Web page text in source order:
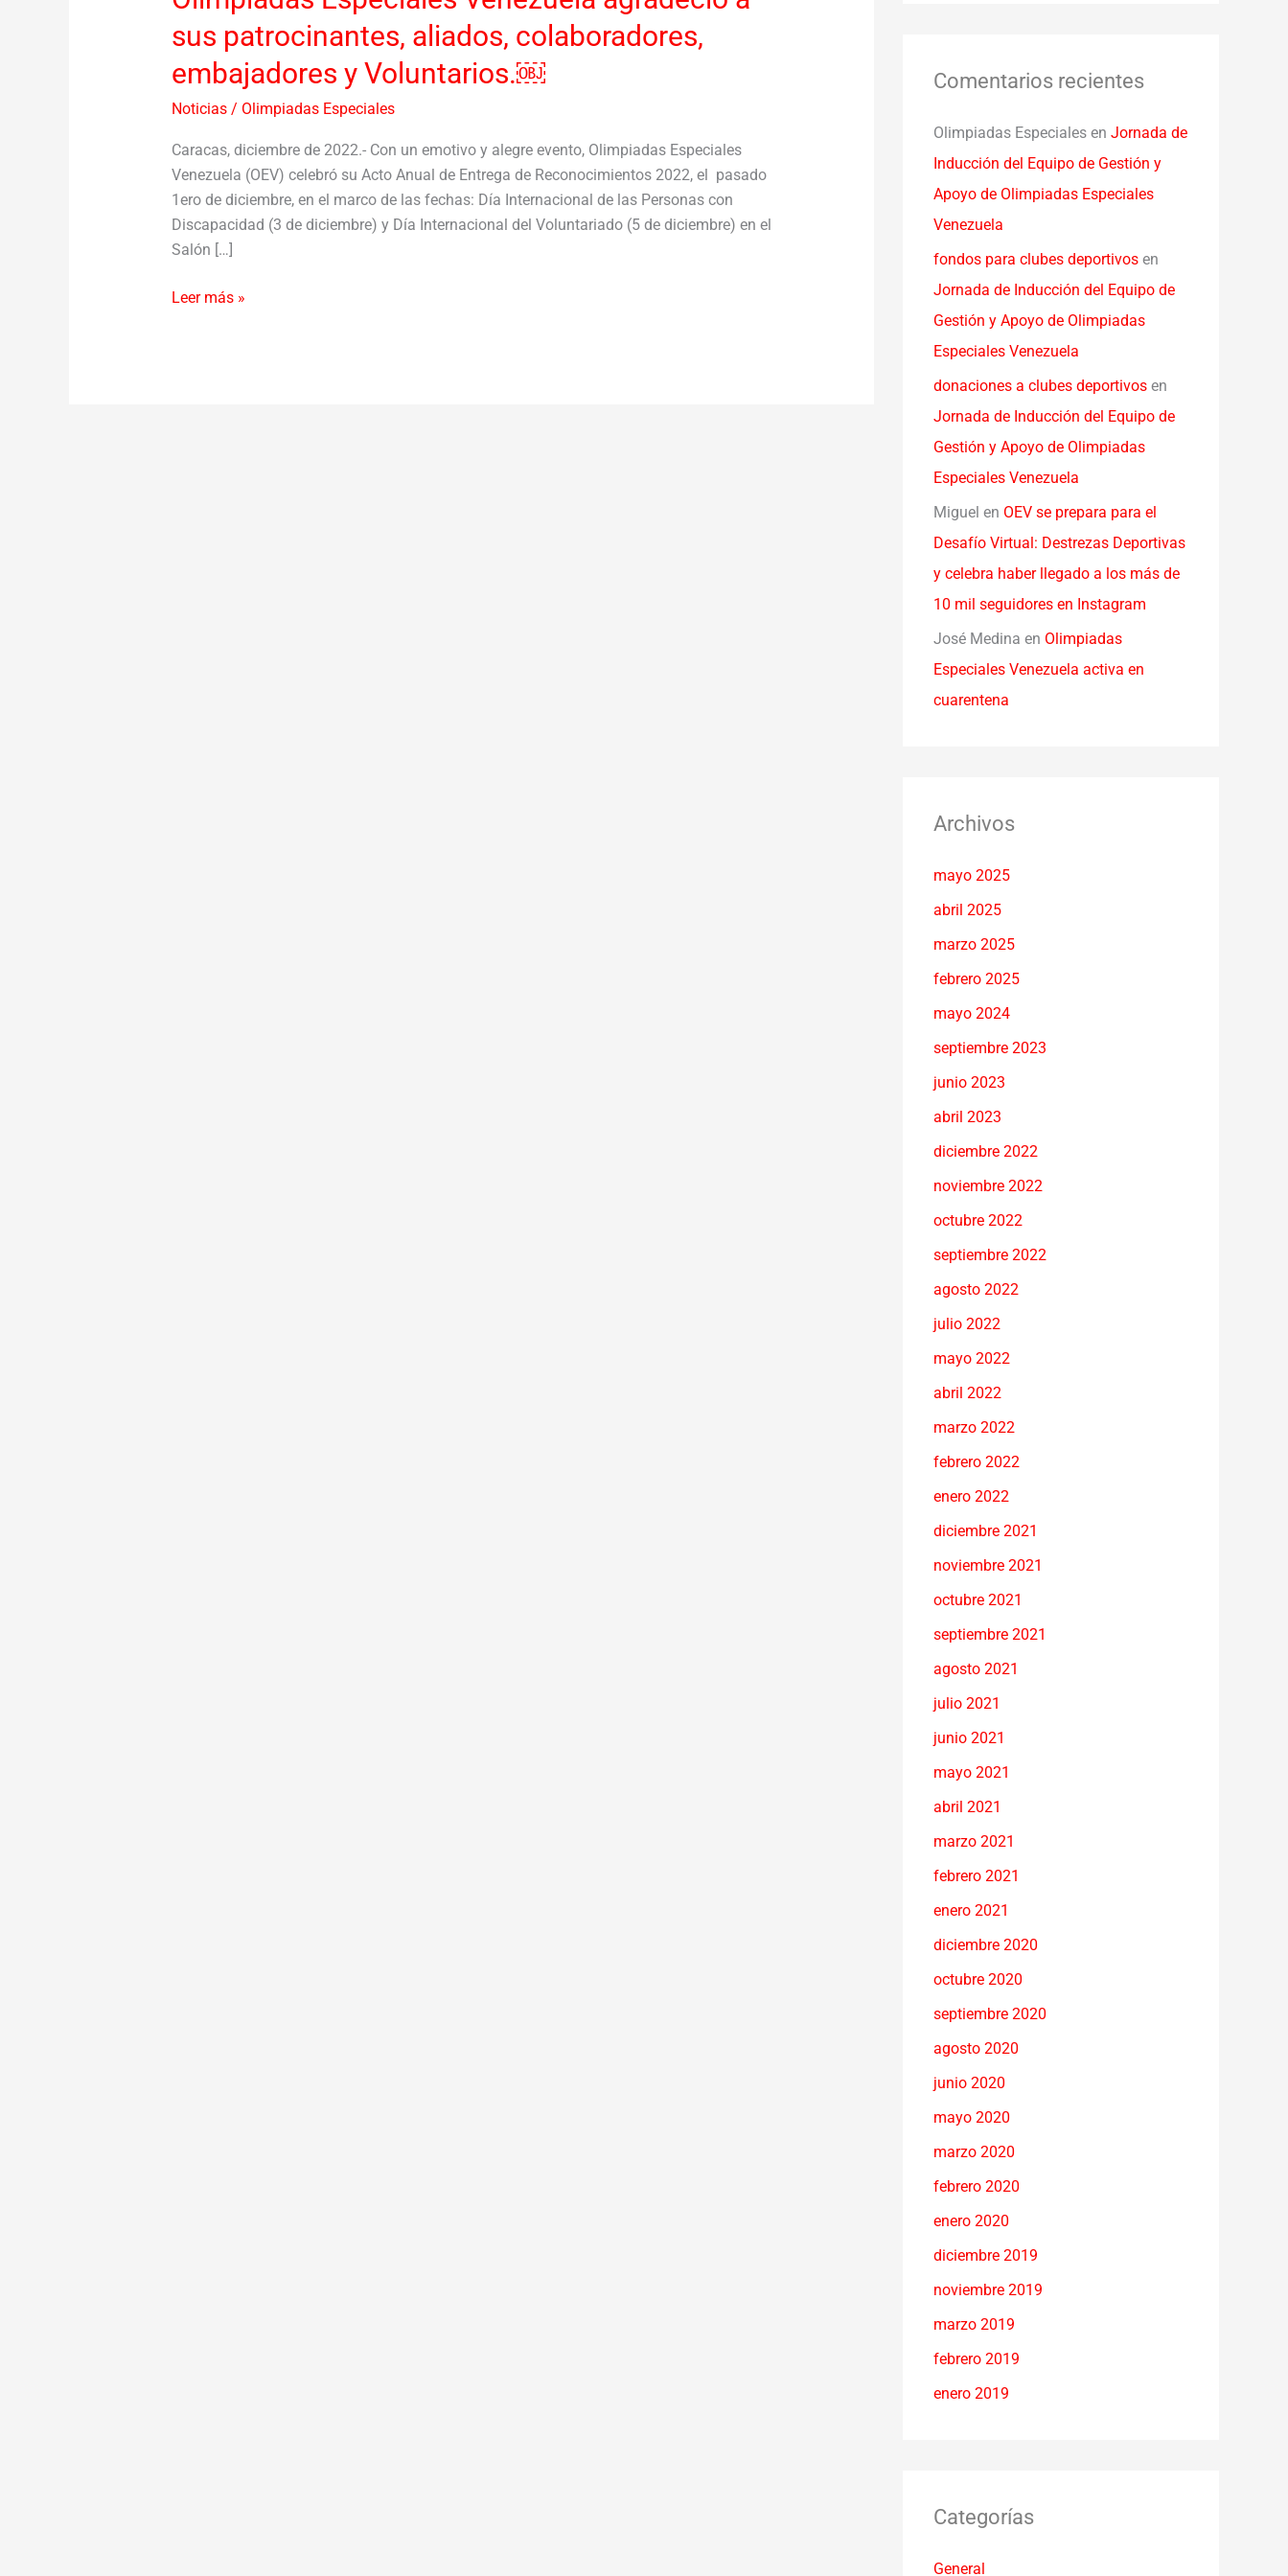
sus patrocinantes, aliados, colaboradores,
embajadores y Voluntarios.￼
Noticias/ Olimpiadas Especiales
Caracas, diciembre de 2022.- Con un emotivo y alegre evento, Olimpiadas Especiales
Venezuela (OEV) celebró su Acto Anual de Entrega de Reconocimientos 2022, el pasado
1ero de diciembre, en el marco de las fechas: Día Internacional de las Personas con
Discapacidad (3 de diciembre) y Día Internacional del Voluntariado (5 de diciembre) en el
Salón […]
Leer más »
Comentarios recientes
Olimpiadas Especiales en Jornada de
Inducción del Equipo de Gestión y
Apoyo de Olimpiadas Especiales
Venezuela
fondos para clubes deportivos en
Jornada de Inducción del Equipo de
Gestión y Apoyo de Olimpiadas
Especiales Venezuela
donaciones a clubes deportivos en
Jornada de Inducción del Equipo de
Gestión y Apoyo de Olimpiadas
Especiales Venezuela
Miguel en OEV se prepara para el
Desafío Virtual: Destrezas Deportivas
y celebra haber llegado a los más de
10 mil seguidores en Instagram
José Medina en Olimpiadas
Especiales Venezuela activa en
cuarentena
Archivos
mayo 2025
abril 2025
marzo 2025
febrero 2025
mayo 2024
septiembre 2023
junio 2023
abril 2023
diciembre 2022
noviembre 2022
octubre 2022
septiembre 2022
agosto 2022
julio 2022
mayo 2022
abril 2022
marzo 2022
febrero 2022
enero 2022
diciembre 2021
noviembre 2021
octubre 2021
septiembre 2021
agosto 2021
julio 2021
junio 2021
mayo 2021
abril 2021
marzo 2021
febrero 2021
enero 2021
diciembre 2020
octubre 2020
septiembre 2020
agosto 2020
junio 2020
mayo 2020
marzo 2020
febrero 2020
enero 2020
diciembre 2019
noviembre 2019
marzo 2019
febrero 2019
enero 2019
Categorías
General